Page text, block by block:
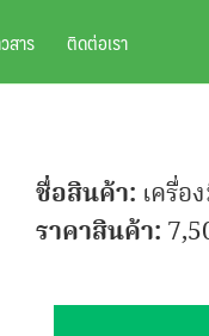
สาร ติดต่อเรา
ชื่อสินค้า: เครื่
ราคาสินค้า: